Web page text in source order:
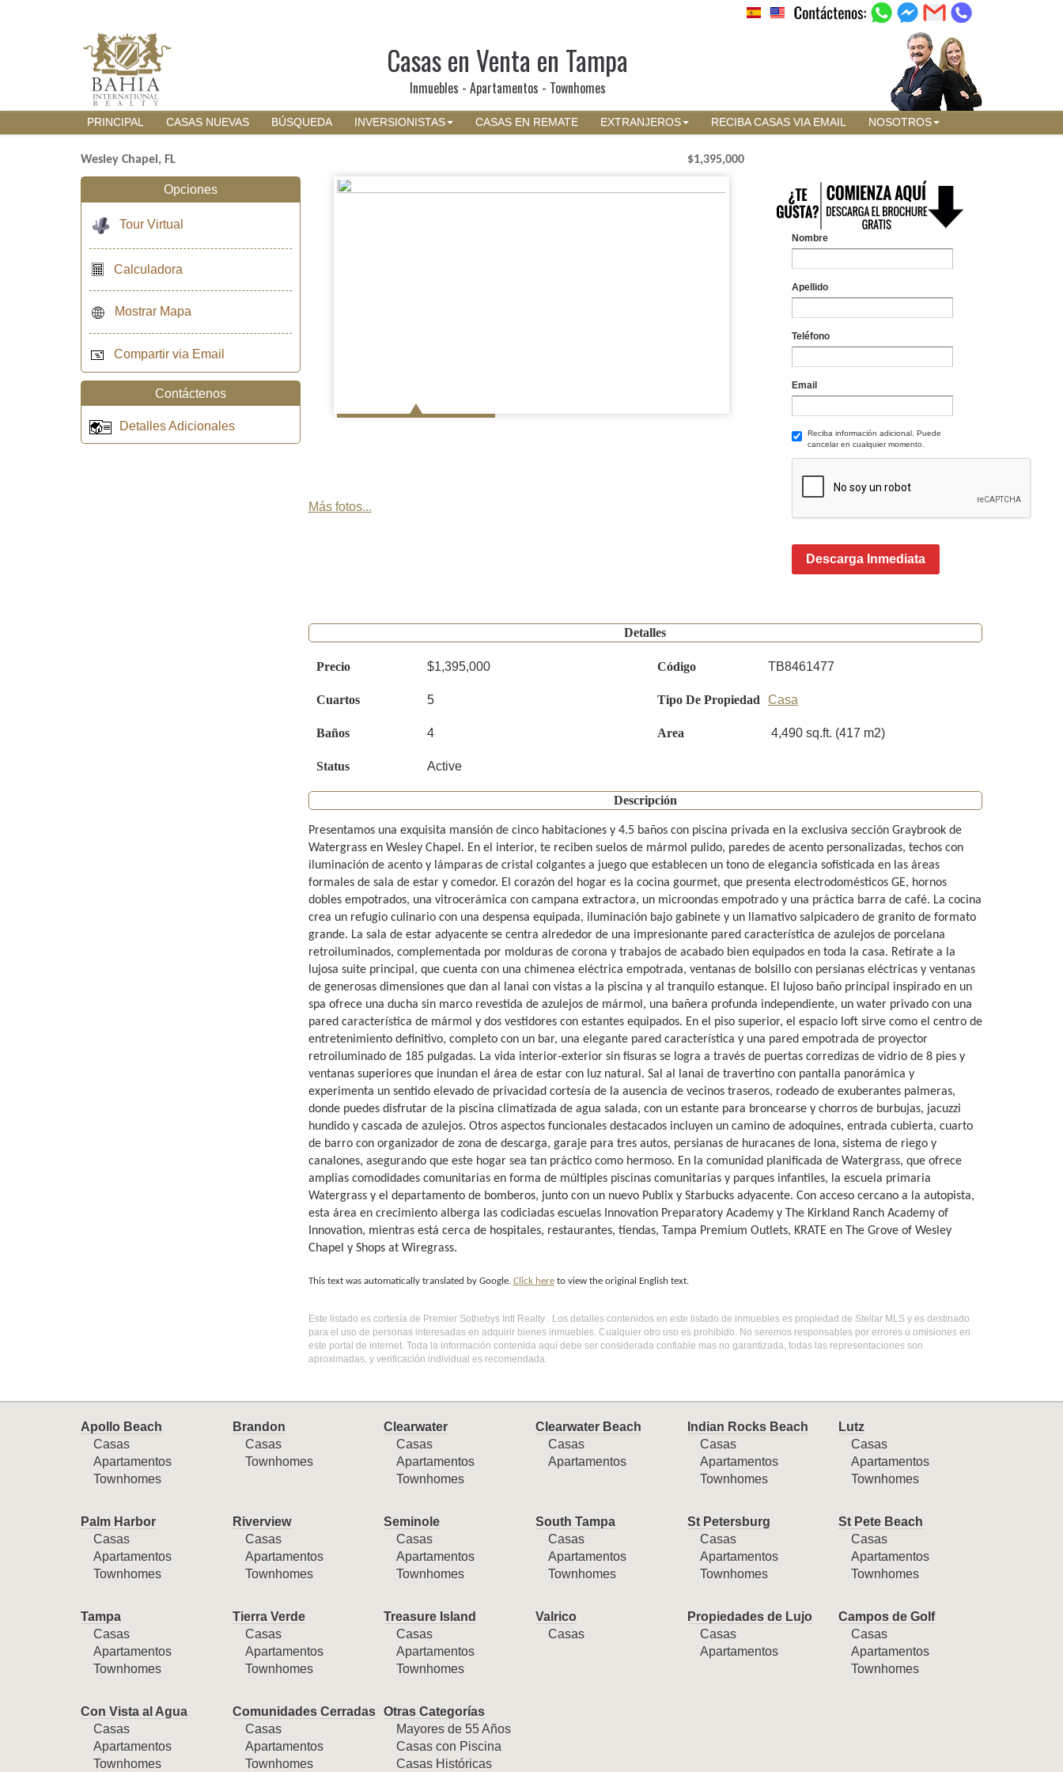
Casas en Venta en Tampa
Inmuebles - Apartamentos - Townhomes
PRINCIPAL CASAS NUEVAS BÚSQUEDA INVERSIONISTAS CASAS EN REMATE EXTRANJEROS RECIBA CASAS VIA EMAIL NOSOTROS
Wesley Chapel, FL $1,395,000
Más fotos...
Nombre
Apellido
Teléfono
Email
Reciba información adicional. Puede
cancelar en cualquier momento.
Descarga Inmediata
Detalles
Precio $1,395,000 Código TB8461477
Cuartos 5 Tipo De Propiedad Casa
Baños 4 Area 4,490 sq.ft. (417 m2)
Status Active
Descripción
Presentamos una exquisita mansión de cinco habitaciones y 4.5 baños con piscina privada en la exclusiva sección Graybrook de
Watergrass en Wesley Chapel. En el interior, te reciben suelos de mármol pulido, paredes de acento personalizadas, techos con
iluminación de acento y lámparas de cristal colgantes a juego que establecen un tono de elegancia sofisticada en las áreas
formales de sala de estar y comedor. El corazón del hogar es la cocina gourmet, que presenta electrodomésticos GE, hornos
dobles empotrados, una vitrocerámica con campana extractora, un microondas empotrado y una práctica barra de café. La cocina
crea un refugio culinario con una despensa equipada, iluminación bajo gabinete y un llamativo salpicadero de granito de formato
grande. La sala de estar adyacente se centra alrededor de una impresionante pared característica de azulejos de porcelana
retroiluminados, complementada por molduras de corona y trabajos de acabado bien equipados en toda la casa. Retírate a la
lujosa suite principal, que cuenta con una chimenea eléctrica empotrada, ventanas de bolsillo con persianas eléctricas y ventanas
de generosas dimensiones que dan al lanai con vistas a la piscina y al tranquilo estanque. El lujoso baño principal inspirado en un
spa ofrece una ducha sin marco revestida de azulejos de mármol, una bañera profunda independiente, un water privado con una
pared característica de mármol y dos vestidores con estantes equipados. En el piso superior, el espacio loft sirve como el centro de
entretenimiento definitivo, completo con un bar, una elegante pared característica y una pared empotrada de proyector
retroiluminado de 185 pulgadas. La vida interior-exterior sin fisuras se logra a través de puertas corredizas de vidrio de 8 pies y
ventanas superiores que inundan el área de estar con luz natural. Sal al lanai de travertino con pantalla panorámica y
experimenta un sentido elevado de privacidad cortesía de la ausencia de vecinos traseros, rodeado de exuberantes palmeras,
donde puedes disfrutar de la piscina climatizada de agua salada, con un estante para broncearse y chorros de burbujas, jacuzzi
hundido y cascada de azulejos. Otros aspectos funcionales destacados incluyen un camino de adoquines, entrada cubierta, cuarto
de barro con organizador de zona de descarga, garaje para tres autos, persianas de huracanes de lona, sistema de riego y
canalones, asegurando que este hogar sea tan práctico como hermoso. En la comunidad planificada de Watergrass, que ofrece
amplias comodidades comunitarias en forma de múltiples piscinas comunitarias y parques infantiles, la escuela primaria
Watergrass y el departamento de bomberos, junto con un nuevo Publix y Starbucks adyacente. Con acceso cercano a la autopista,
esta área en crecimiento alberga las codiciadas escuelas Innovation Preparatory Academy y The Kirkland Ranch Academy of
Innovation, mientras está cerca de hospitales, restaurantes, tiendas, Tampa Premium Outlets, KRATE en The Grove of Wesley
Chapel y Shops at Wiregrass.
This text was automatically translated by Google. Click hereto view the original English text.
Este listado es cortesía de Premier Sothebys Intl Realty . Los detalles contenidos en este listado de inmuebles es propiedad de Stellar MLS y es destinado
para el uso de personas interesadas en adquirir bienes inmuebles. Cualquier otro uso es prohibido. No seremos responsables por errores u omisiones en
este portal de internet. Toda la información contenida aquí debe ser considerada confiable mas no garantizada, todas las representaciones son
aproximadas, y verificación individual es recomendada.
Opciones
Tour Virtual
Calculadora
Mostrar Mapa
Compartir via Email
Contáctenos
Detalles Adicionales
Apollo Beach
Casas
Apartamentos
Townhomes
Brandon
Casas
Townhomes
Clearwater
Casas
Apartamentos
Townhomes
Clearwater Beach
Casas
Apartamentos
Indian Rocks Beach
Casas
Apartamentos
Townhomes
Lutz
Casas
Apartamentos
Townhomes
Palm Harbor
Casas
Apartamentos
Townhomes
Riverview
Casas
Apartamentos
Townhomes
Seminole
Casas
Apartamentos
Townhomes
South Tampa
Casas
Apartamentos
Townhomes
St Petersburg
Casas
Apartamentos
Townhomes
St Pete Beach
Casas
Apartamentos
Townhomes
Tampa
Casas
Apartamentos
Townhomes
Tierra Verde
Casas
Apartamentos
Townhomes
Treasure Island
Casas
Apartamentos
Townhomes
Valrico
Casas
Propiedades de Lujo
Casas
Apartamentos
Campos de Golf
Casas
Apartamentos
Townhomes
Con Vista al Agua
Casas
Apartamentos
Townhomes
Comunidades Cerradas
Casas
Apartamentos
Townhomes
Otras Categorías
Mayores de 55 Años
Casas con Piscina
Casas Históricas